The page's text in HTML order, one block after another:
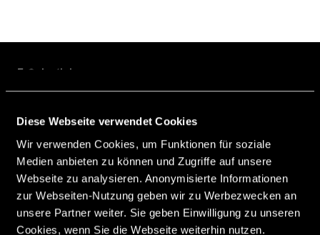
Diese Webseite verwendet Cookies
Wir verwenden Cookies, um Funktionen für soziale
Medien anbieten zu können und Zugriffe auf unsere
Webseite zu analysieren. Anonymisierte Informationen
zur Webseiten-Nutzung geben wir zu Werbezwecken an
unsere Partner weiter. Sie geben Einwilligung zu unseren
Cookies, wenn Sie die Webseite weiterhin nutzen.
F. Celestini
Monteiro Rochat Marin
Schmid Fransson Kololli
Geissmann Pasche